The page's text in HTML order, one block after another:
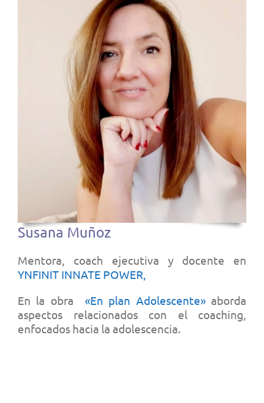
Susana Muñoz
Mentora, coach ejecutiva y docente en
YNFINIT INNATE POWER,
En la obra «En plan Adolescente»aborda
aspectos relacionados con el coaching,
enfocados hacia la adolescencia.